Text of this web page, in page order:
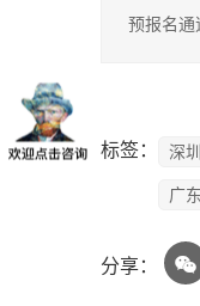
预报名通
标签： 深
广
分享：